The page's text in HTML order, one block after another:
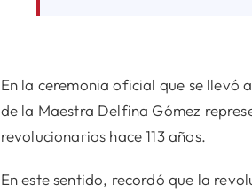
En la ceremonia oficial que se llevó
de la Maestra Delfina Gómez
revolucionarios hace 113 años.
En este sentido, recordó que la